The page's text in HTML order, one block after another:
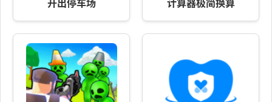
开出停车场 计算器极简换算